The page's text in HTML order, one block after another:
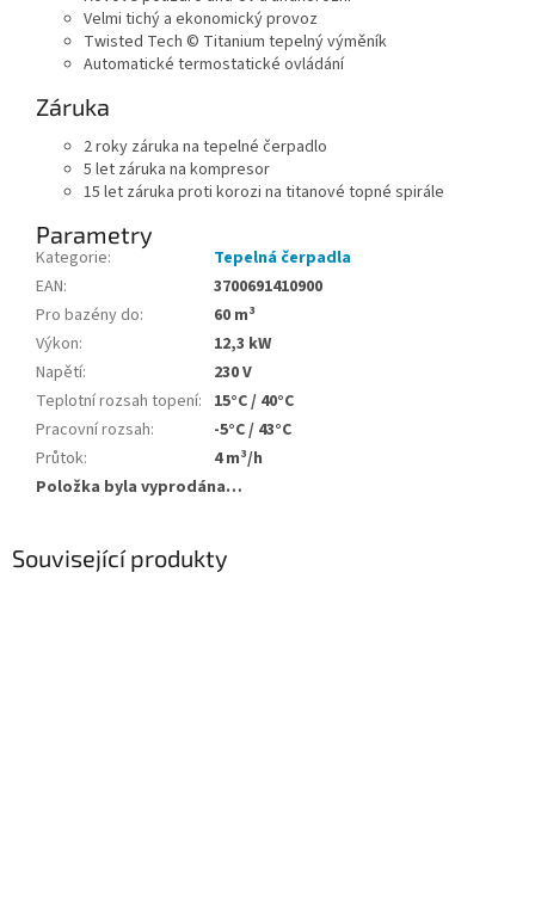
Velmi tichý a ekonomický provoz
Twisted Tech © Titanium tepelný výměník
Automatické termostatické ovládání
Záruka
2 roky záruka na tepelné čerpadlo
5 let záruka na kompresor
15 let záruka proti korozi na titanové topné spirále
Parametry
Kategorie:
Tepelná čerpadla
EAN:
3700691410900
Pro bazény do:
60 m³
Výkon:
12,3 kW
Napětí:
230 V
Teplotní rozsah topení: 15°C / 40°C
Pracovní rozsah:
-5°C / 43°C
Průtok:
4 m³/h
Položka byla vyprodána…
Související produkty